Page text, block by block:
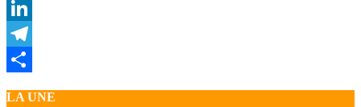
WhatsApp
LinkedIn
Telegram
LA UNE